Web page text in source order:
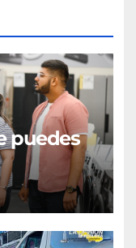
puedes